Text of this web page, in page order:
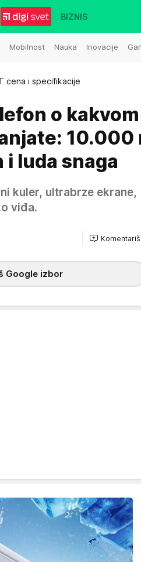
Mobilnost Nauka Inovacije
BIZNIS
cena i specifikacije
o
10.000
i luda snaga
kuler, ultrabrze ekrane,
viđa.
Komentariši
Google izbor